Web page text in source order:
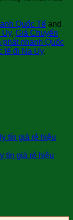
Quốc Tế and
Uy, Giá Chuyển
phát nhanh Quốc
tế đi Na Uy.
tín giá rẻ hiệu
tín giá rẻ hiệu